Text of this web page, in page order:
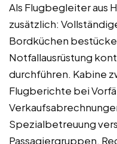
Als Flugbegleiter aus
zusätzlich:
Bordküchen
Notfallausrüstung
durchführen. Kabine
Flugberichte bei
Spezialbetreuung
Passagiergruppen.